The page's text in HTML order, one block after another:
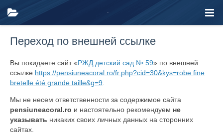
Переход по внешней ссылке
Вы покидаете сайт «РЖД детский сад № 59» по внешней
ссылке https://pensiuneacoral.ro/fr.php?cid=30&kys=robe fine
bretelle été grande taille&g=9
Мы не несем ответственности за содержимое сайта
pensiuneacoral.ro и настоятельно рекомендуем не
указывать никаких своих личных данных на сторонних
сайтах.